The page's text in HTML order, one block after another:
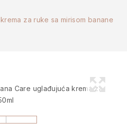
za ruke sa mirisom banane